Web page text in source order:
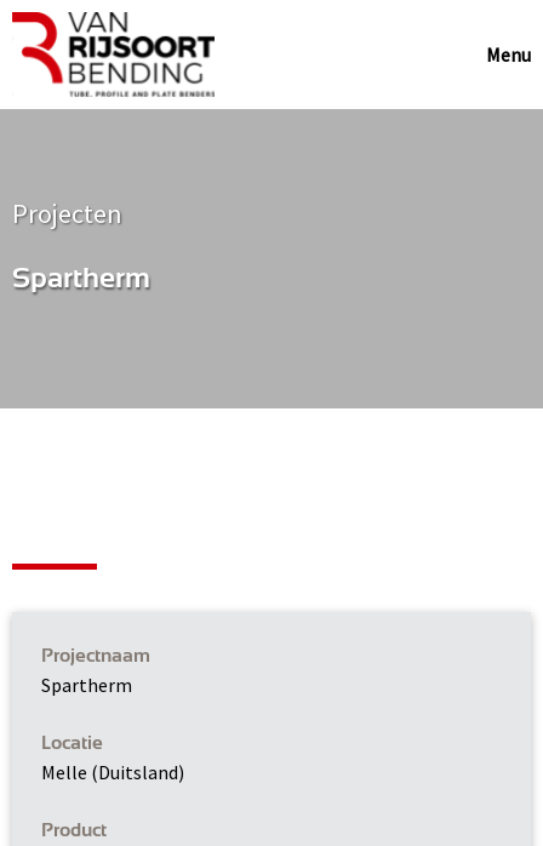
Menu
Projecten
Spartherm
Projectnaam
Spartherm
Locatie
Melle (Duitsland)
Product